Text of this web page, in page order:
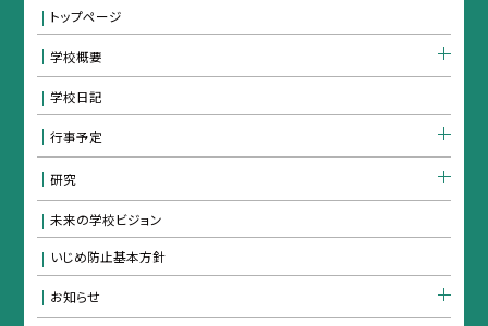
トップページ
学校概要
学校日記
行事予定
研究
未来の学校ビジョン
いじめ防止基本方針
お知らせ